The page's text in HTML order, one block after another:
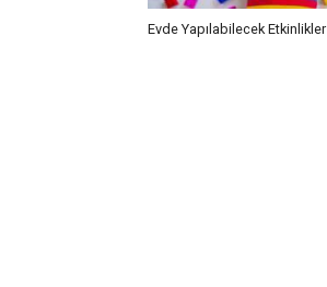
Evde Yapılabilecek Etkinlikler